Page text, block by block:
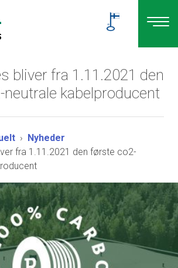
bliver fra 1.11.2021 den
kabelproducent
Nyheder
fra 1.11.2021 den første co2-